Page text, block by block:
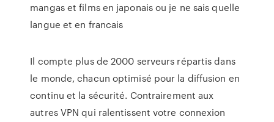
mangas et films en japonais ou je ne sais quelle
langue et en francais
Il compte plus de 2000 serveurs répartis dans
le monde, chacun optimisé pour la diffusion en
continu et la sécurité. Contrairement aux
autres VPN qui ralentissent votre connexion